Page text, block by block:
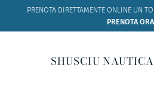
PRENOTA DIRETTAMENTE ONLINE UN
PRENOTA ORA
SHUSCIU